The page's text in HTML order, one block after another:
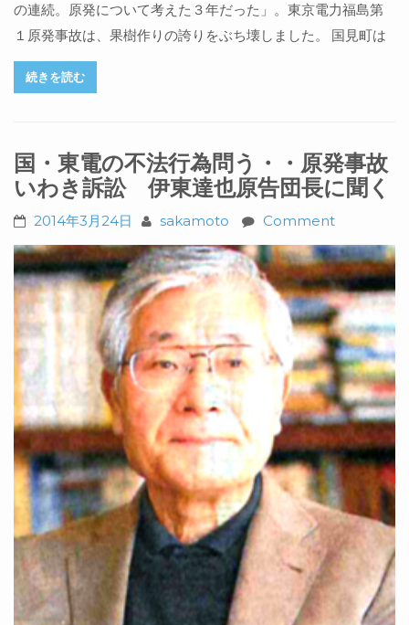
の連続。原発について考えた３年だった」。東京電力福島第
１原発事故は、果樹作りの誇りをぶち壊しました。 国見町は
続きを読む
国・東電の不法行為問う・・原発事故
いわき訴訟 伊東達也原告団長に聞く
2014年3月24日 sakamoto Comment